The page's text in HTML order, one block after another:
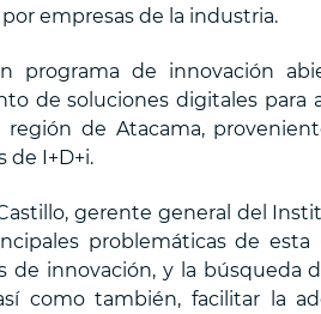
empresas de la industria.
programa de innovación
de soluciones digitales para
de Atacama,
de I+D+i.
gerente general del
problemáticas de
de innovación, y la búsqueda
como también, facilitar la